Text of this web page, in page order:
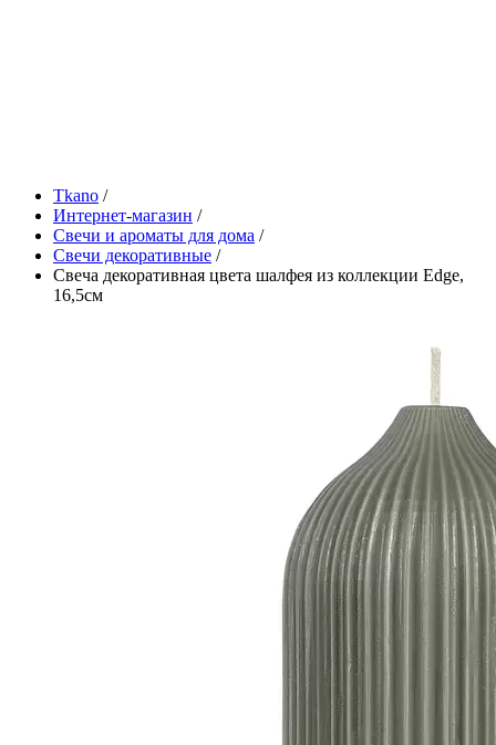
Tkano /
Интернет-магазин /
Свечи и ароматы для дома /
Свечи декоративные /
Свеча декоративная цвета шалфея из коллекции Edge,
16,5см